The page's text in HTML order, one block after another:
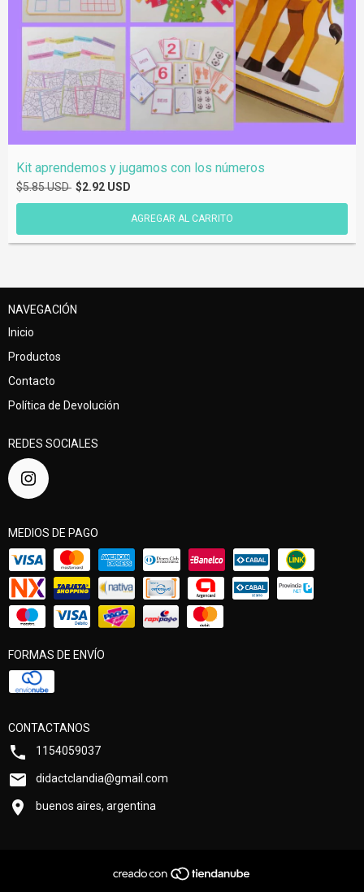
Kit aprendemos y jugamos con los números
$5.85 USD $2.92 USD
NAVEGACIÓN
Inicio
Productos
Contacto
Política de Devolución
REDES SOCIALES
MEDIOS DE PAGO
FORMAS DE ENVÍO
CONTACTANOS
1154059037
didactclandia@gmail.com
buenos aires, argentina